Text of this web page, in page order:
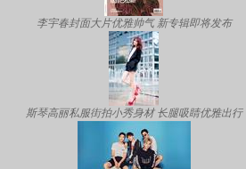
李宇春封面大片优雅帅气 新专辑即将发布
斯琴高丽私服街拍小秀身材 长腿吸睛优雅出行